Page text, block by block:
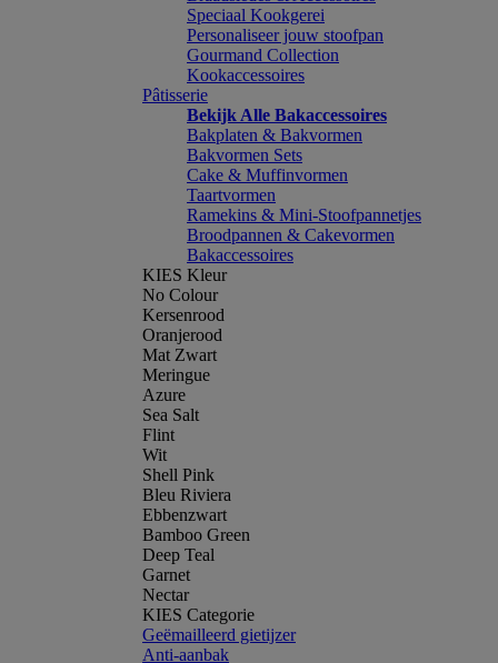
Speciaal Kookgerei
Personaliseer jouw stoofpan
Gourmand Collection
Kookaccessoires
Pâtisserie
Bekijk Alle Bakaccessoires
Bakplaten & Bakvormen
Bakvormen Sets
Cake & Muffinvormen
Taartvormen
Ramekins & Mini-Stoofpannetjes
Broodpannen & Cakevormen
Bakaccessoires
KIES Kleur
No Colour
Kersenrood
Oranjerood
Mat Zwart
Meringue
Azure
Sea Salt
Flint
Wit
Shell Pink
Bleu Riviera
Ebbenzwart
Bamboo Green
Deep Teal
Garnet
Nectar
KIES Categorie
Geëmailleerd gietijzer
Anti-aanbak